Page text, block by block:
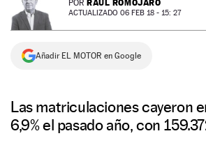
NEWSLETTER
SÍGUENOS
POR RAÚL ROMOJARO
ACTUALIZADO 06 FEB 18 - 15: 27
Añadir EL MOTOR en Google
Las matriculaciones cayeron
6,9% el pasado año, con